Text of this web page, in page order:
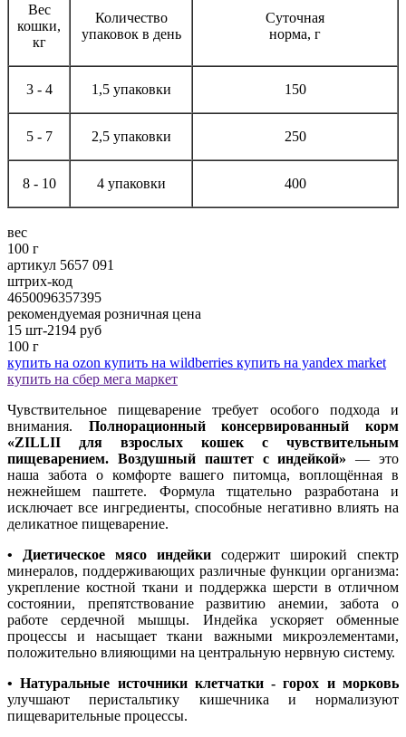
Вес
кошки,
кг
Количество
упаковок в день
Суточная
норма, г
3 - 4 1,5 упаковки 150
5 - 7 2,5 упаковки 250
8 - 10 4 упаковки 400
вес
100 г
артикул 5657 091
штрих-код
4650096357395
рекомендуемая розничная цена
15 шт-2194 руб
100 г
купить на ozon купить на wildberries купить на yandex market
купить на сбер мега маркет
Чувствительное пищеварение требует особого подхода и
внимания. Полнорационный консервированный корм
«ZILLII для взрослых кошек с чувствительным
пищеварением. Воздушный паштет с индейкой» — это
наша забота о комфорте вашего питомца, воплощённая в
нежнейшем паштете. Формула тщательно разработана и
исключает все ингредиенты, способные негативно влиять на
деликатное пищеварение.
• Диетическое мясо индейки содержит широкий спектр
минералов, поддерживающих различные функции организма:
укрепление костной ткани и поддержка шерсти в отличном
состоянии, препятствование развитию анемии, забота о
работе сердечной мышцы. Индейка ускоряет обменные
процессы и насыщает ткани важными микроэлементами,
положительно влияющими на центральную нервную систему.
• Натуральные источники клетчатки - горох и морковь
улучшают перистальтику кишечника и нормализуют
пищеварительные процессы.